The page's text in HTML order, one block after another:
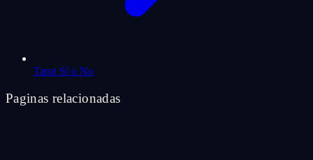
Tarot Sí o No
Paginas relacionadas